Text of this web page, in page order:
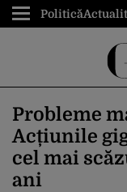
Politică
Probleme
Acțiunile
cel mai
ani